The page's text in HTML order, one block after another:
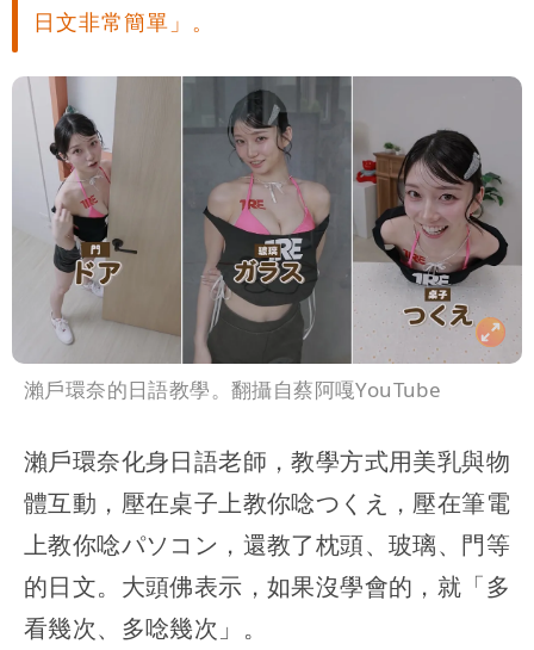
日文非常簡單」。
瀨戶環奈的日語教學。翻攝自蔡阿嘎YouTube
瀨戶環奈化身日語老師，教學方式用美乳與物
體互動，壓在桌子上教你唸つくえ，壓在筆電
上教你唸パソコン，還教了枕頭、玻璃、門等
的日文。大頭佛表示，如果沒學會的，就「多
看幾次、多唸幾次」。